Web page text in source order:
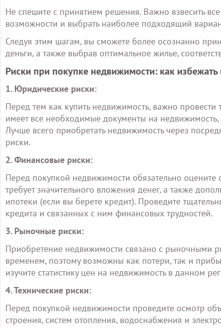
Не спешите с принятием решения. Важно взвесить
возможности и выбрать наиболее подходящий
Следуя этим шагам, вы сможете более осознанно
деньги, а также выбрав оптимальное жилье,
Риски при покупке недвижимости: как избежать
1. Юридические риски:
Перед тем как купить недвижимость, важно
имеет все необходимые документы на
Лучше всего приобретать недвижимость через
риски.
2. Финансовые риски:
Перед покупкой недвижимости обязательно
требует значительного вложения денег, а также
ипотеки (если вы берете кредит). Проведите
кредита и связанных с ним финансовых трудностей.
3. Рыночные риски:
Приобретение недвижимости связано с рыночными
временем, поэтому возможны как потери, так и
изучите статистику цен на недвижимость в данном
4. Технические риски:
Перед покупкой недвижимости проведите осмотр
строения, систем отопления, водоснабжения и